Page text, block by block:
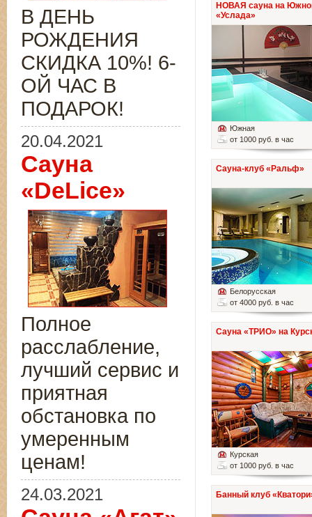
НОВАЯ сауна на
«Услада»
Южная
от 1000 руб. в час
Сауна-клуб «Ральф»
Белорусская
от 4000 руб. в час
Сауна «ТРИО» на
Курская
от 1000 руб. в час
Банный клуб
В ДЕНЬ
РОЖДЕНИЯ
СКИДКА 10%! 6-
ОЙ ЧАС В
ПОДАРОК!
20.04.2021
Сауна
«DeLice»
Полное
расслабление,
лучший сервис и
приятная
обстановка по
умеренным
ценам!
24.03.2021